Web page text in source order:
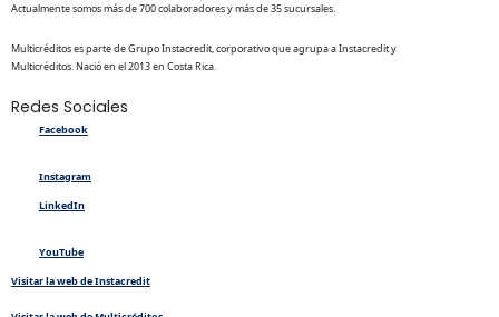
Actualmente somos más de 700 colaboradores y más de 35 sucursales.
Multicréditos es parte de Grupo Instacredit, corporativo que agrupa a Instacredit y
Multicréditos. Nació en el 2013 en Costa Rica.
Redes Sociales
Facebook
Instagram
LinkedIn
YouTube
Visitar la web de Instacredit